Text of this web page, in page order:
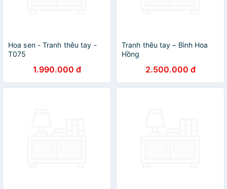
Hoa sen - Tranh thêu tay -
T075
1.990.000 đ
Tranh thêu tay – Bình Hoa
Hồng
2.500.000 đ